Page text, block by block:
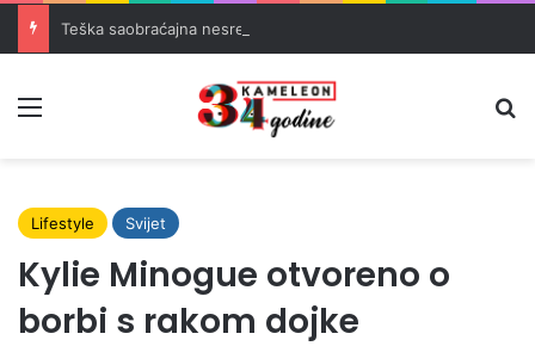
Lifestyle Svijet
Kylie Minogue otvoreno o
borbi s rakom dojke